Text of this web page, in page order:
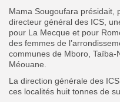
Mama Sougoufara présidait,
directeur général des ICS,
pour La Mecque et pour
des femmes de
communes de Mboro,
Méouane.
La direction générale des
ces localités huit tonnes de